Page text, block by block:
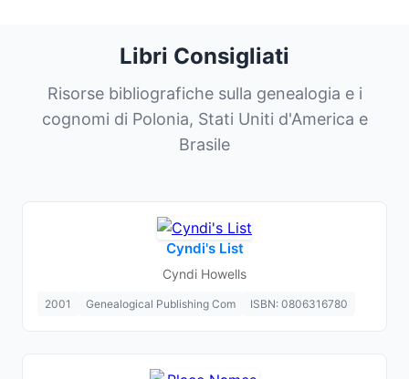
Libri Consigliati
Risorse bibliografiche sulla genealogia e i
cognomi di Polonia, Stati Uniti d'America e
Brasile
Cyndi's List
Cyndi Howells
2001 Genealogical Publishing Com ISBN: 0806316780